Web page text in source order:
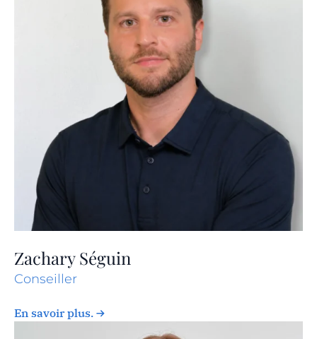
Zachary Séguin
Conseiller
En savoir plus.